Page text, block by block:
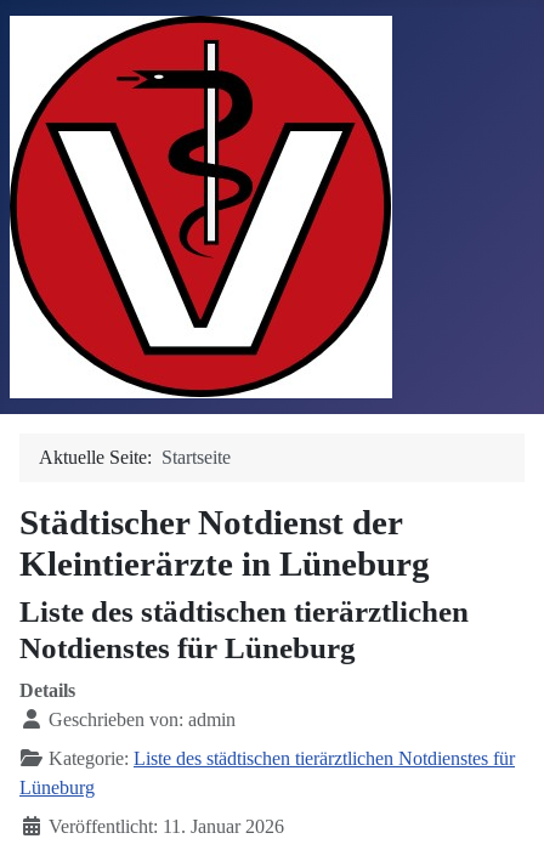
Aktuelle Seite: Startseite
Städtischer Notdienst der
Kleintierärzte in Lüneburg
Liste des städtischen tierärztlichen
Notdienstes für Lüneburg
Details
Geschrieben von: admin
Kategorie: Liste des städtischen tierärztlichen Notdienstes für
Lüneburg
Veröffentlicht: 11. Januar 2026